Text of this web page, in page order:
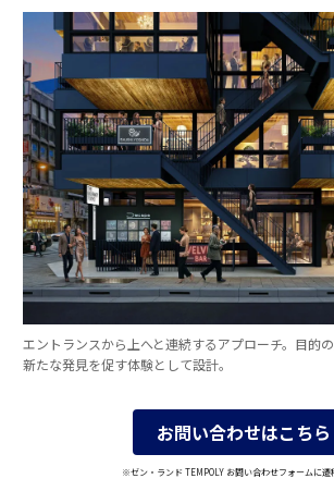
エントランスから上へと連続するアプローチ。目的の
新たな発見を促す体験として設計。
お問い合わせはこちら
※ゼン・ランド TEMPOLY お問い合わせフォームに遷